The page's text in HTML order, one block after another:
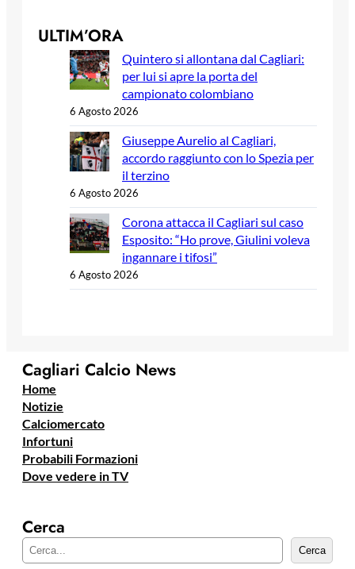
ULTIM’ORA
Quintero si allontana dal Cagliari:
per lui si apre la porta del
campionato colombiano
6 Agosto 2026
Giuseppe Aurelio al Cagliari,
accordo raggiunto con lo Spezia per
il terzino
6 Agosto 2026
Corona attacca il Cagliari sul caso
Esposito: “Ho prove, Giulini voleva
ingannare i tifosi”
6 Agosto 2026
Cagliari Calcio News
Home
Notizie
Calciomercato
Infortuni
Probabili Formazioni
Dove vedere in TV
Cerca
e
Cerca